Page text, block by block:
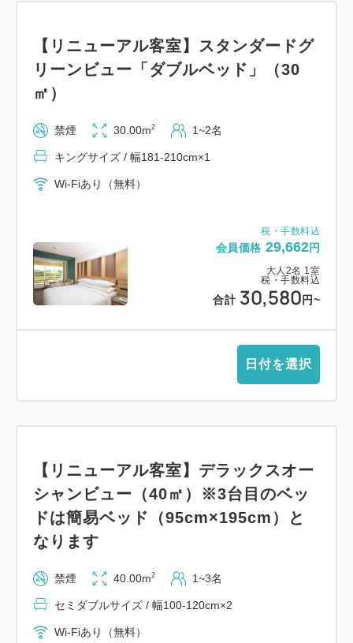
返金や振替はいたしかねます。
☆各お部屋タイプともご利用人数によりベッド数(ス
タッキングベッドまたはソファーベッド)が増え、部
☆レストランは貸切りやその他の事情により一般営業
のできない日もございます。
☆当ホテルではお車でご来館の場合、駐車場料金を1
事前予約不要。駐車場警備員へお声掛けくださいま
せ。
税・手数料込
会員価格 29,662円
大人 2名 1室
税・手数料込
合計 30,580 円~
【リニューアル客室】スタンダードグ
リーンビュー「ダブルベッド」（30
㎡）
禁煙 30.00m2 1~2名
キングサイズ / 幅181-210cm×1
Wi-Fiあり（無料）
日付を選択
【リニューアル客室】デラックスオー
シャンビュー（40㎡）※3台目のベッ
ドは簡易ベッド（95cm×195cm）と
なります
禁煙 40.00m2 1~3名
セミダブルサイズ / 幅100-120cm×2
Wi-Fiあり（無料）